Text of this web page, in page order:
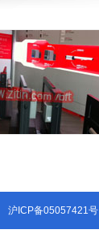
沪ICP备05057421号